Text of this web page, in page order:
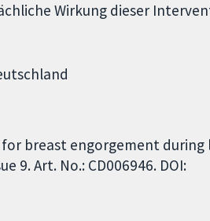
Wirkung dieser
breast engorgement
9. Art. No.: CD006946. DOI: